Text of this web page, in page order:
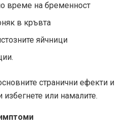
време на бременност
в кръвта
яйчници
странични ефекти и
или намалите.